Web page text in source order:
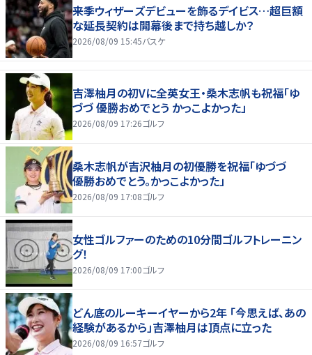
来季ウィザーズデビューを飾るデイビス…超巨額
な延長契約は開幕後まで持ち越しか？
2026/08/09 15:45バスケ
吉澤柚月の初Vに全英女王・桑木志帆も祝福「ゆ
づづ 優勝おめでとう かっこよかった」
2026/08/09 17:26ゴルフ
桑木志帆が吉沢柚月の初優勝を祝福「ゆづづ
優勝おめでとう。かっこよかった」
2026/08/09 17:08ゴルフ
女性ゴルファーのための10分間ゴルフトレーニン
グ！
2026/08/09 17:00ゴルフ
どん底のルーキーイヤーから2年 「今思えば、あの
経験があるから」吉澤柚月は頂点に立った
2026/08/09 16:57ゴルフ